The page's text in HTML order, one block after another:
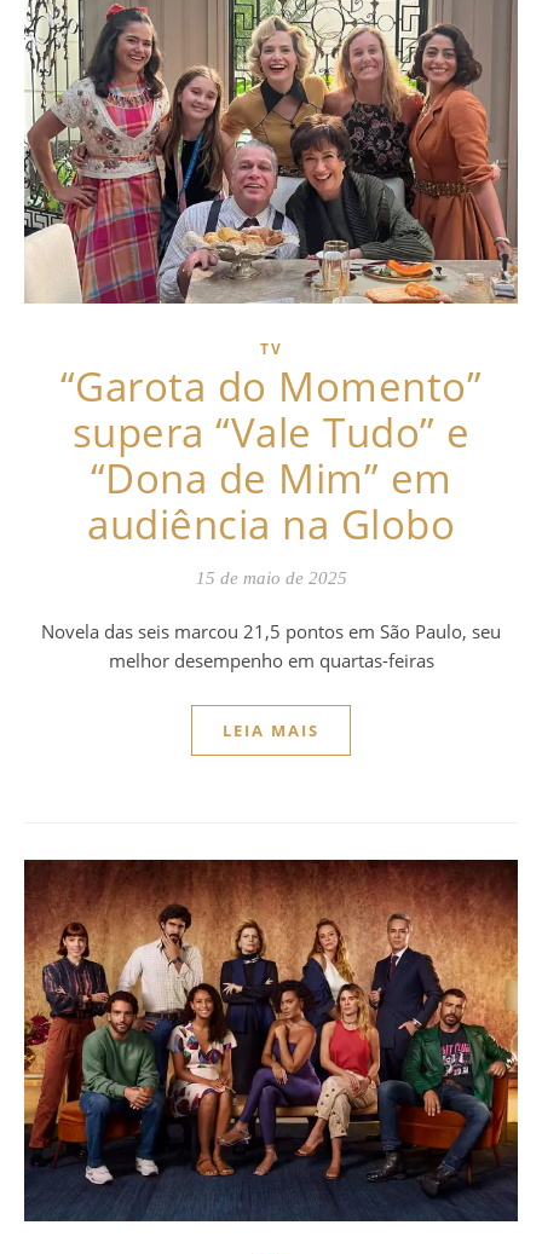
TV
“Garota do Momento”
supera “Vale Tudo” e
“Dona de Mim” em
audiência na Globo
15 de maio de 2025
Novela das seis marcou 21,5 pontos em São Paulo, seu
melhor desempenho em quartas-feiras
LEIA MAIS